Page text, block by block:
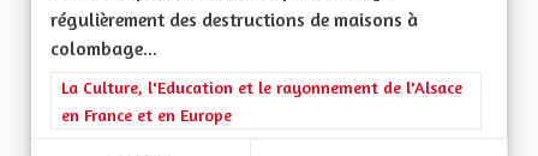
régulièrement des destructions de maisons à
colombage...
Filtrer les résultats de la catégorie : La Culture, l'Education et
La Culture, l'Education et le rayonnement de l'Alsace
en France et en Europe